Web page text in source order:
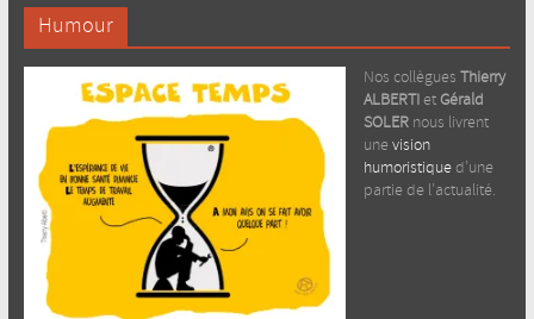
Humour
Nos collègues Thierry
ALBERTIet Gérald
SOLER nous livrent
une vision
humoristiqued’une
partie de l’actualité.